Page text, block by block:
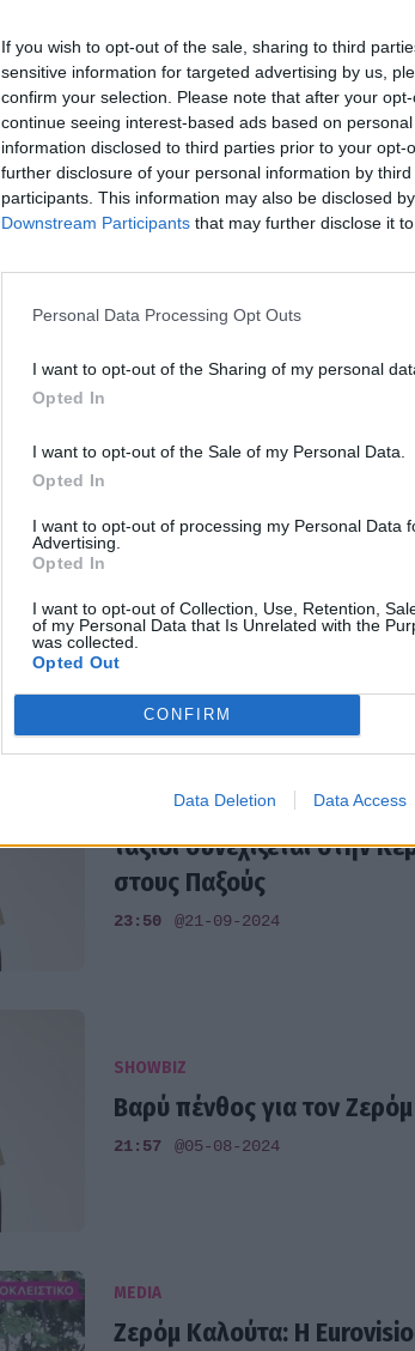
If you wish to opt-out of the sale, sharing to third
sensitive information for targeted advertising by us,
confirm your selection. Please note that after your
continue seeing interest-based ads based on
information disclosed to third parties prior to your
further disclosure of your personal information by
participants. This information may also be disclosed
Downstream Participants that may further disclose it
Personal Data Processing Opt Outs
I want to opt-out of the Sharing of my personal
Opted In
I want to opt-out of the Sale of my Personal Data.
Opted In
I want to opt-out of processing my Personal Data
Advertising.
Opted In
I want to opt-out of Collection, Use, Retention,
of my Personal Data that Is Unrelated with the
was collected.
Opted Out
CONFIRM
Data Deletion Data Access
συναρπαστικό οδοιπορικό
μοναδικές ομορφιές του
16:08 @05-12-2024
απαντάω σε σχόλια στα
αλλά προσπαθώ να μην το
Χαρούλα Αλεξίου -
πρεμιέρα!
20:05
«Φτάσαμε» με τον Ζερόμ
ταξίδι συνεχίζεται στην
στους Παξούς
23:50 @21-09-2024
SHOWBIZ
Βαρύ πένθος για τον
21:57 @05-08-2024
MEDIA
Ζερόμ Καλούτα: Η